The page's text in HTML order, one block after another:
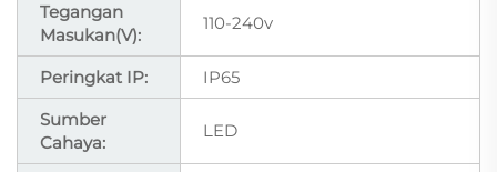
Tegangan
Masukan(V):
110-240v
Peringkat IP:
IP65
Sumber
Cahaya:
LED